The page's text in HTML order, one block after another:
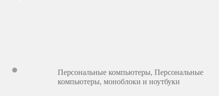
Персональные компьютеры, Персональные
компьютеры, моноблоки и ноутбуки